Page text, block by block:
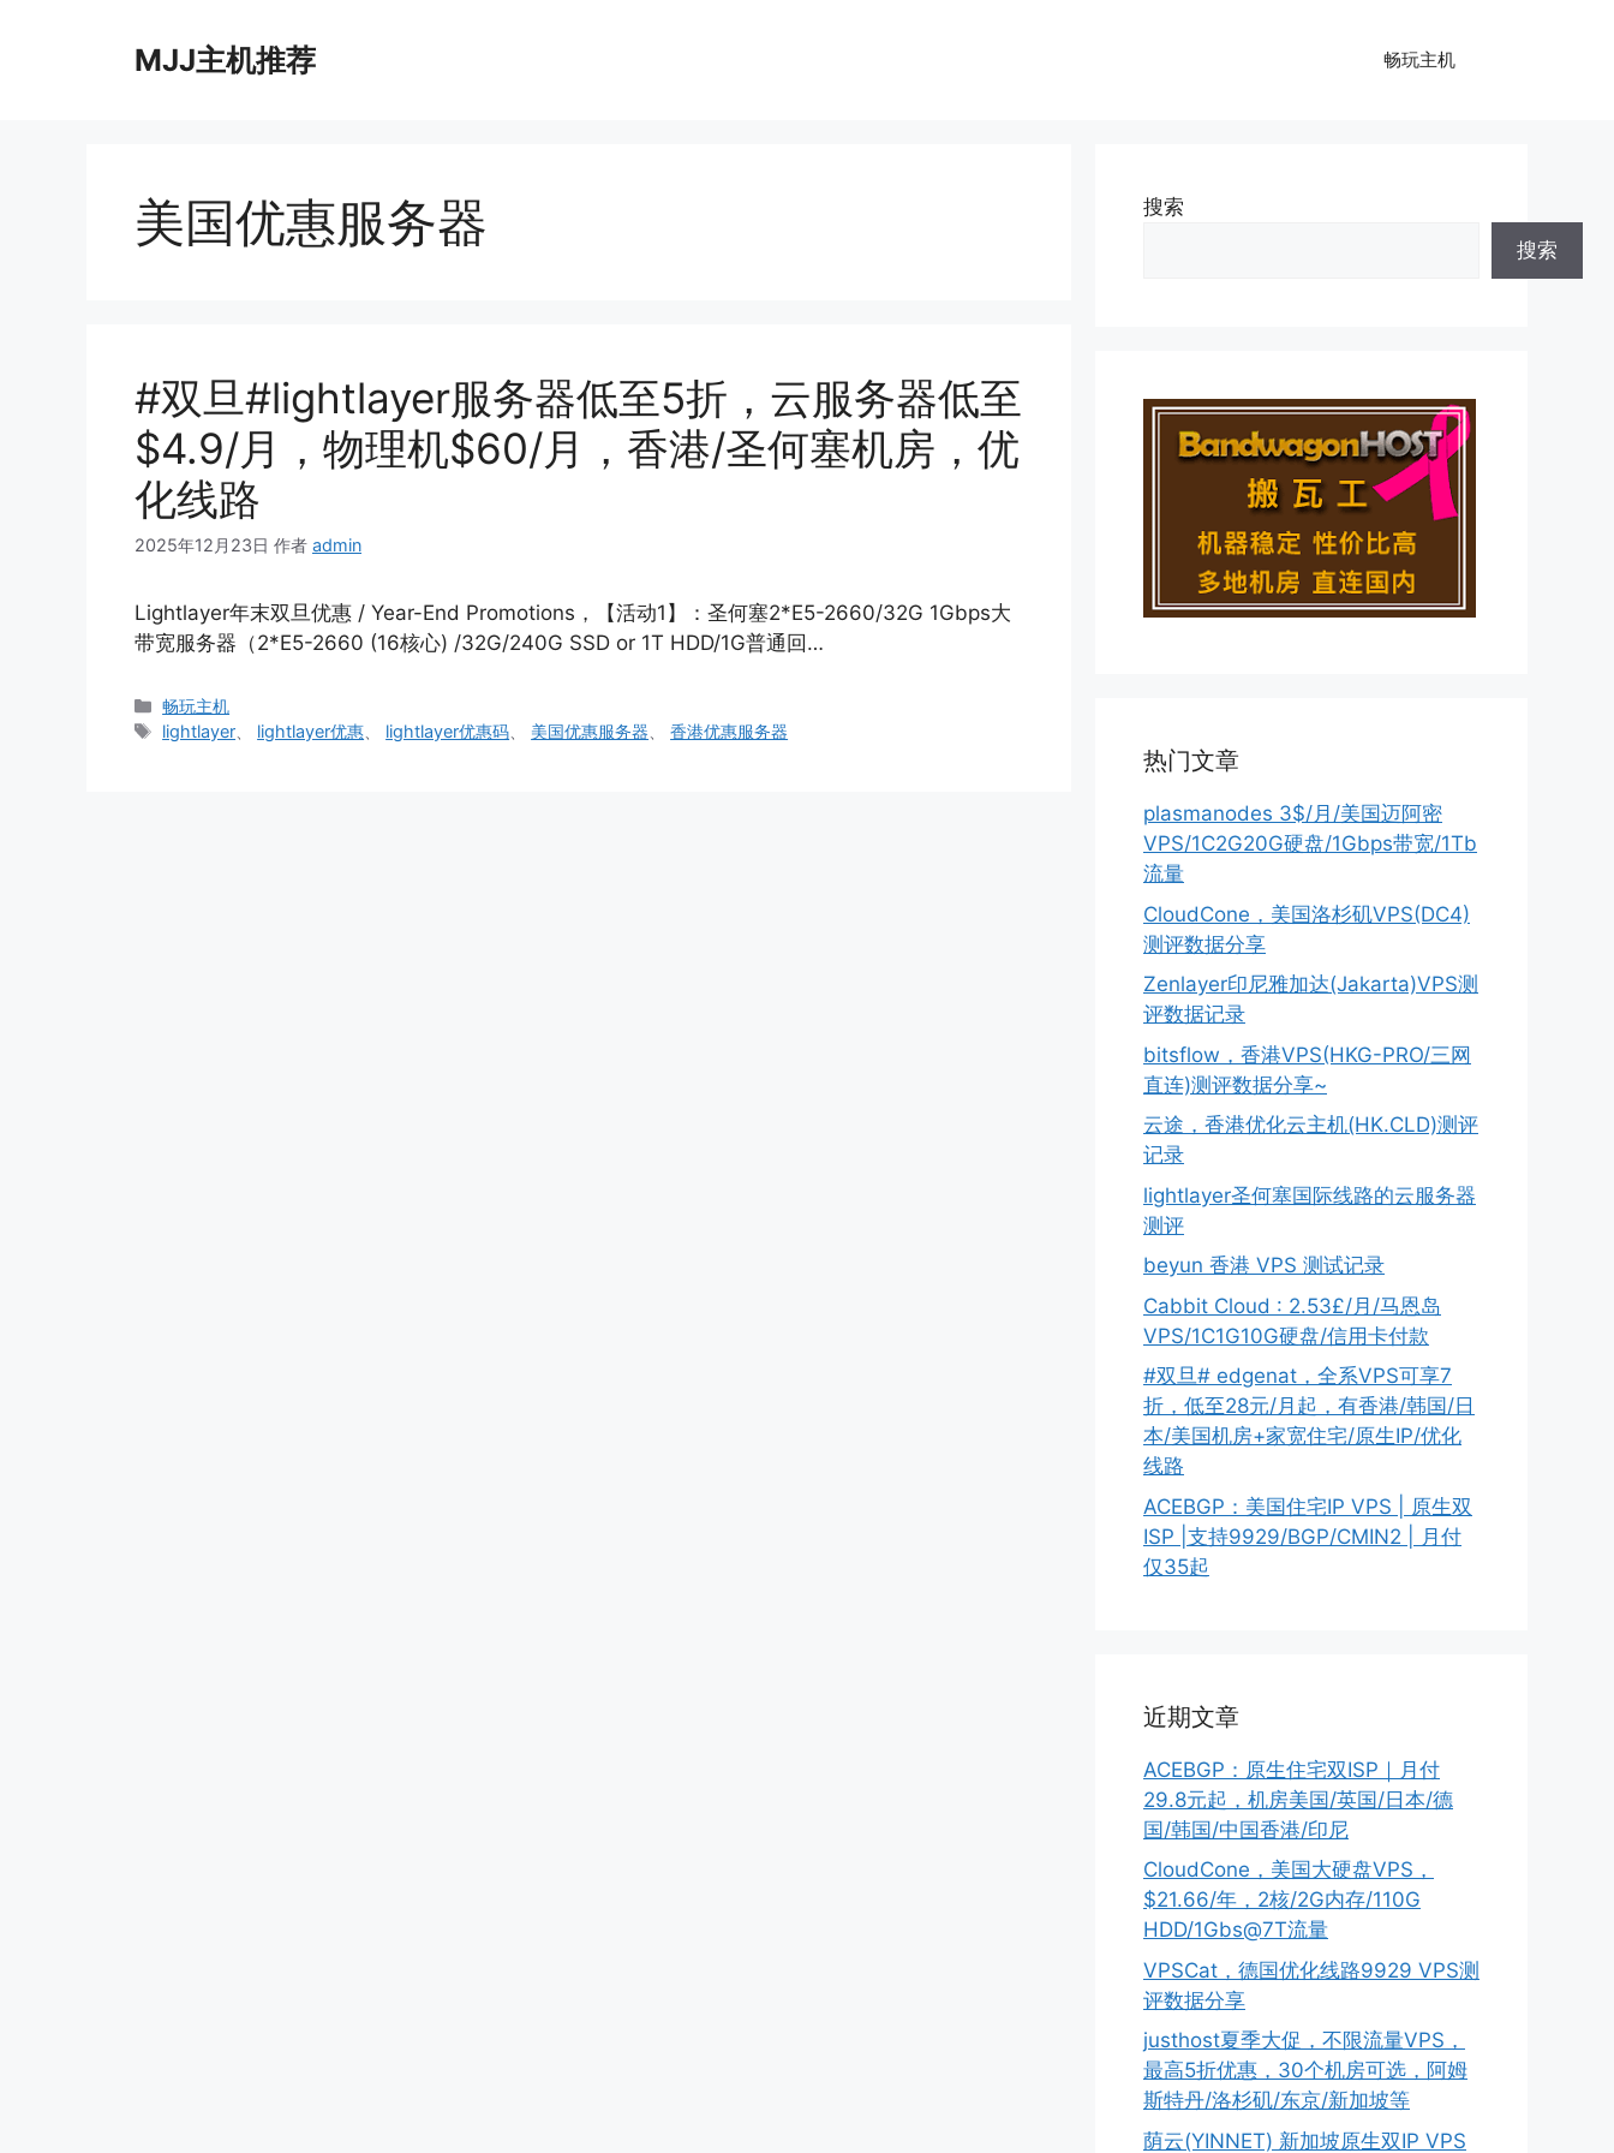
MJJ主机推荐 畅玩主机
美国优惠服务器
#双旦#lightlayer服务器低至5折，云服务器低至
$4.9/月，物理机$60/月，香港/圣何塞机房，优
化线路
2025年12月23日 作者 admin
Lightlayer年末双旦优惠 / Year-End Promotions，【活动1】：圣何塞2*E5-2660/32G 1Gbps大
带宽服务器（2*E5-2660 (16核心) /32G/240G SSD or 1T HDD/1G普通回…
分
类
畅玩主机
标
lightlayer lightlayer优惠 lightlayer优惠码 美国优惠服务器 、香港优惠服务器
搜索
搜索
热门文章
plasmanodes 3$/月/美国迈阿密
VPS/1C2G20G硬盘/1Gbps带宽/1Tb
流量
CloudCone，美国洛杉矶VPS(DC4)
测评数据分享
Zenlayer印尼雅加达(Jakarta)VPS测
评数据记录
bitsflow，香港VPS(HKG-PRO/三网
直连)测评数据分享~
云途，香港优化云主机(HK.CLD)测评
记录
lightlayer圣何塞国际线路的云服务器
测评
beyun 香港 VPS 测试记录
Cabbit Cloud : 2.53£/月/马恩岛
VPS/1C1G10G硬盘/信用卡付款
#双旦# edgenat，全系VPS可享7
折，低至28元/月起，有香港/韩国/日
本/美国机房+家宽住宅/原生IP/优化
线路
ACEBGP：美国住宅IP VPS | 原生双
ISP |支持9929/BGP/CMIN2 | 月付
仅35起
近期文章
ACEBGP：原生住宅双ISP｜月付
29.8元起，机房美国/英国/日本/德
国/韩国/中国香港/印尼
CloudCone，美国大硬盘VPS，
$21.66/年，2核/2G内存/110G
HDD/1Gbs@7T流量
VPSCat，德国优化线路9929 VPS测
评数据分享
justhost夏季大促，不限流量VPS，
最高5折优惠，30个机房可选，阿姆
斯特丹/洛杉矶/东京/新加坡等
荫云(YINNET) 新加坡原生双IP VPS